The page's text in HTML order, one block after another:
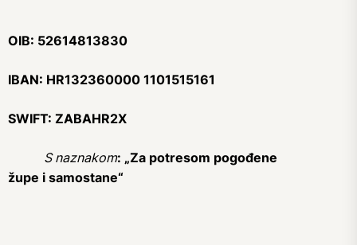
OIB: 52614813830
IBAN: HR132360000 1101515161
SWIFT: ZABAHR2X
S naznakom: „Za potresom pogođene
župe i samostane“